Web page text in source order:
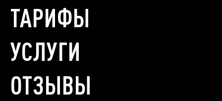
ТАРИФЫ
УСЛУГИ
ОТЗЫВЫ